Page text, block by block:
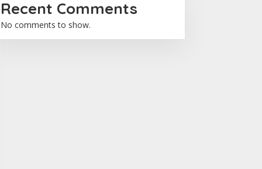
Recent Comments
No comments to show.